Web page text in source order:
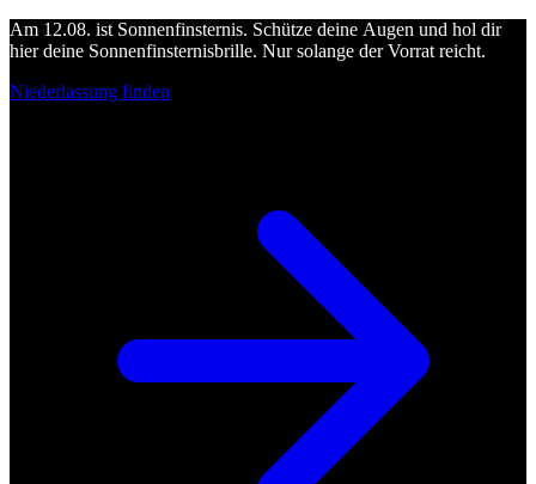
Am 12.08. ist Sonnenfinsternis. Schütze deine Augen und hol dir
hier deine Sonnenfinsternisbrille. Nur solange der Vorrat reicht.
Niederlassung finden